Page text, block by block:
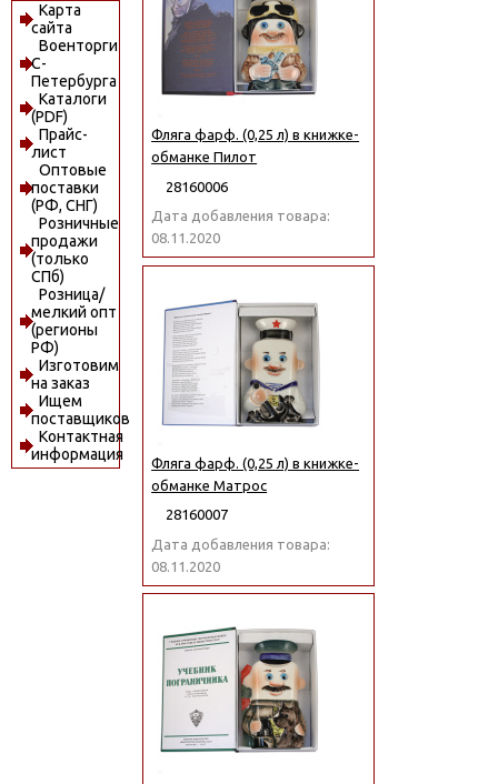
Карта
сайта
Военторги
С-
Петербурга
Каталоги
(PDF)
Прайс-
лист
Оптовые
поставки
(РФ, СНГ)
Розничные
продажи
(только
СПб)
Розница/
мелкий опт
(регионы
РФ)
Изготовим
на заказ
Ищем
поставщиков
Контактная
информация
Фляга фарф. (0,25 л) в книжке-
обманке Пилот
28160006
Дата добавления товара:
08.11.2020
Фляга фарф. (0,25 л) в книжке-
обманке Матрос
28160007
Дата добавления товара:
08.11.2020